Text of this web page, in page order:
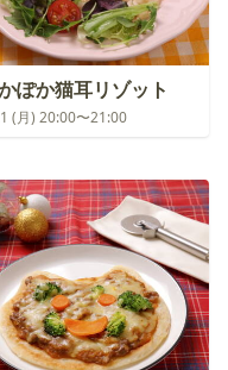
ぽか猫耳リゾット
(月) 20:00〜21:00